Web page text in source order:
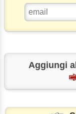
Aggiungi